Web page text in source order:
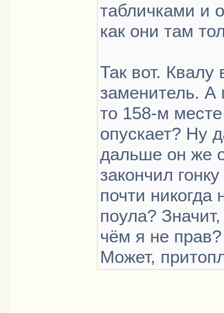
табличками и
как они там
Так вот. Квалу
заменитель. А
то 158-м
опускает? Ну
дальше он же
закончил
почти никогда
поула?
чём я не
Может,